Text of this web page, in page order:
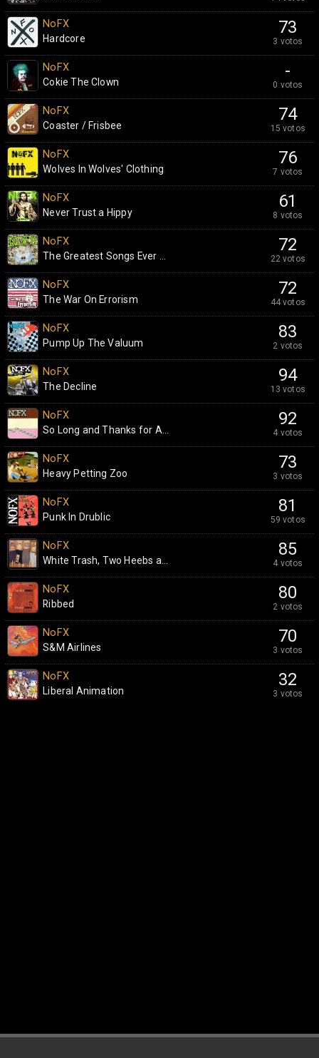
73
3 votos
NoFX
Hardcore
-
0 votos
NoFX
Cokie The Clown
74
15 votos
NoFX
Coaster / Frisbee
76
7 votos
NoFX
Wolves In Wolves' Clothing
61
8 votos
NoFX
Never Trust a Hippy
72
22 votos
NoFX
The Greatest Songs Ever ...
72
44 votos
NoFX
The War On Errorism
83
2 votos
NoFX
Pump Up The Valuum
94
13 votos
NoFX
The Decline
92
4 votos
NoFX
So Long and Thanks for A...
73
3 votos
NoFX
Heavy Petting Zoo
81
59 votos
NoFX
Punk In Drublic
85
4 votos
NoFX
White Trash, Two Heebs a...
80
2 votos
NoFX
Ribbed
70
3 votos
NoFX
S&M Airlines
32
3 votos
NoFX
Liberal Animation